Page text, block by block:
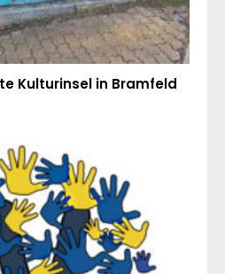
Kulturinsel in Bramfeld